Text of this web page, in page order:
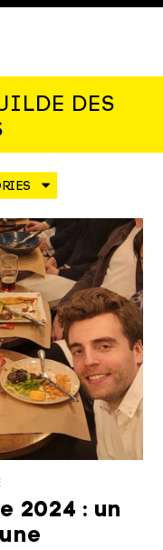
DES
2024 : un